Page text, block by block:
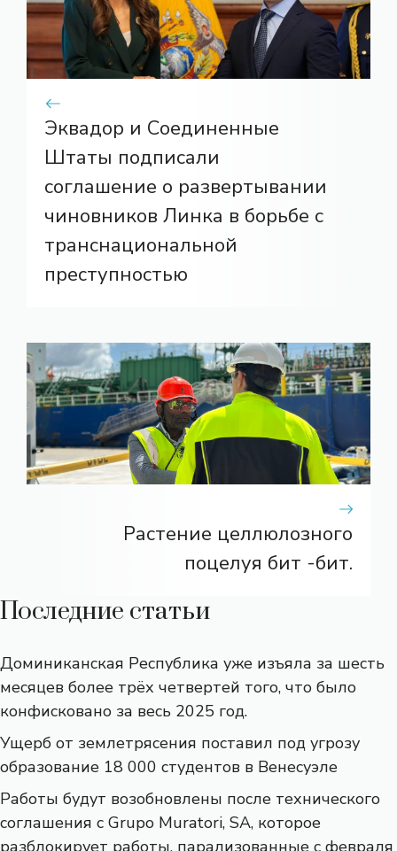
Эквадор и Соединенные
Штаты подписали
соглашение о развертывании
чиновников Линка в борьбе с
транснациональной
преступностью
Растение целлюлозного
поцелуя бит -бит.
Последние статьи
Доминиканская Республика уже изъяла за шесть
месяцев более трёх четвертей того, что было
конфисковано за весь 2025 год.
Ущерб от землетрясения поставил под угрозу
образование 18 000 студентов в Венесуэле
Работы будут возобновлены после технического
соглашения с Grupo Muratori, SA, которое
разблокирует работы, парализованные с февраля